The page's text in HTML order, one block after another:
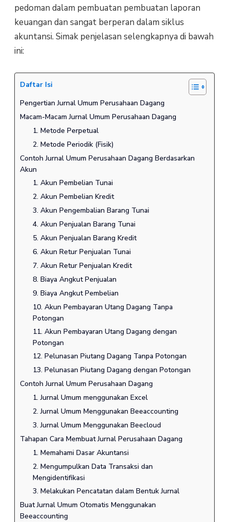
pedoman dalam pembuatan pembuatan laporan
keuangan dan sangat berperan dalam siklus
akuntansi. Simak penjelasan selengkapnya di bawah
ini:
Daftar Isi
Pengertian Jurnal Umum Perusahaan Dagang
Macam-Macam Jurnal Umum Perusahaan Dagang
1. Metode Perpetual
2. Metode Periodik (Fisik)
Contoh Jurnal Umum Perusahaan Dagang Berdasarkan
Akun
1. Akun Pembelian Tunai
2. Akun Pembelian Kredit
3. Akun Pengembalian Barang Tunai
4. Akun Penjualan Barang Tunai
5. Akun Penjualan Barang Kredit
6. Akun Retur Penjualan Tunai
7. Akun Retur Penjualan Kredit
8. Biaya Angkut Penjualan
9. Biaya Angkut Pembelian
10. Akun Pembayaran Utang Dagang Tanpa
Potongan
11. Akun Pembayaran Utang Dagang dengan
Potongan
12. Pelunasan Piutang Dagang Tanpa Potongan
13. Pelunasan Piutang Dagang dengan Potongan
Contoh Jurnal Umum Perusahaan Dagang
1. Jurnal Umum menggunakan Excel
2. Jurnal Umum Menggunakan Beeaccounting
3. Jurnal Umum Menggunakan Beecloud
Tahapan Cara Membuat Jurnal Perusahaan Dagang
1. Memahami Dasar Akuntansi
2. Mengumpulkan Data Transaksi dan
Mengidentifikasi
3. Melakukan Pencatatan dalam Bentuk Jurnal
Buat Jurnal Umum Otomatis Menggunakan
Beeaccounting